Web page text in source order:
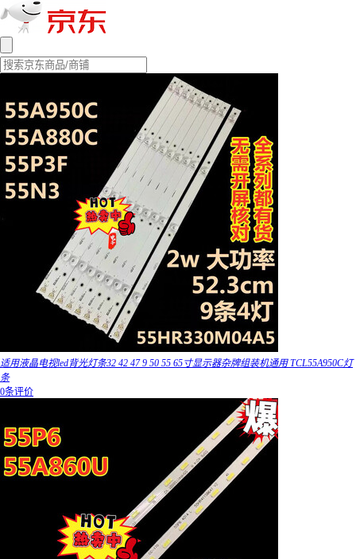
适用液晶电视led背光灯条32 42 47 9 50 55 65寸显示器杂牌组装机通用 TCL55A950C灯
条
0条评价